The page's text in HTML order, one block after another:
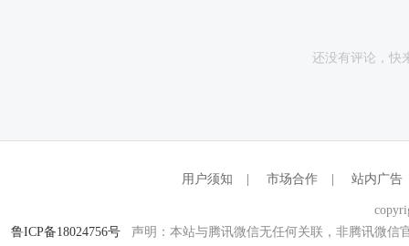
还没有评论，快
用户须知 市场合作 站内广告
鲁ICP备18024756号 声明：本站与腾讯微信无任何关联，非腾讯微信